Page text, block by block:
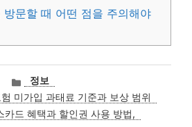
방문할 때 어떤 점을 주의해야
카
테
고
리
정보
미가입 과태료 기준과 보상 범위
카드 혜택과 할인권 사용 방법,